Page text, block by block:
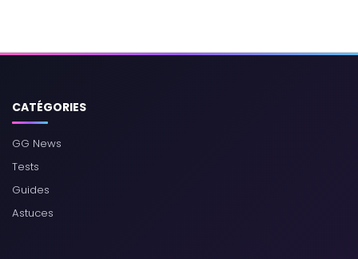
CATÉGORIES
GG News
Tests
Guides
Astuces